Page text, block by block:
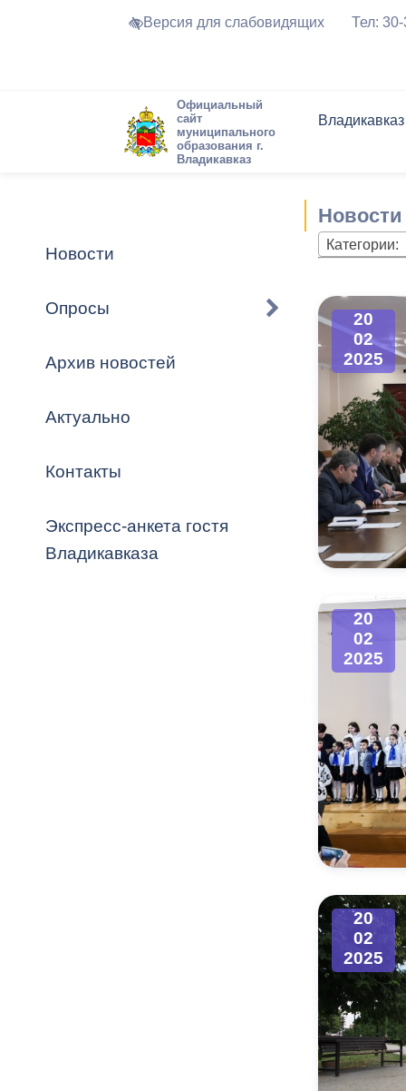
Версия для слабовидящих Тел:
Официальный
сайт
муниципального
образования г.
Владикавказ
Владикавказ
Устав города
Города-
городского
Владикавказ
Торги и
Формы
ОРВ и
Оценка
местного
Открытые
проверок
Обратная
Комиссии
График
Новостная
Актуально
Новости
Опросы
Архив новостей
Актуально
Контакты
Экспресс-анкета гостя
Владикавказа
Новости
Категории:
20
02
2025
20
02
2025
20
02
2025